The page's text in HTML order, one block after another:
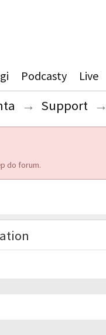
Podcasty Live
→ Support →
do forum.